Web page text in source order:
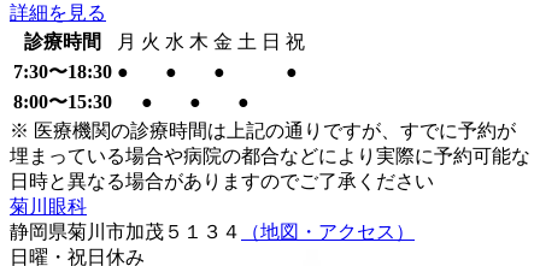
詳細を見る
診療時間
月 火 水 木 金 土 日 祝
7:30〜18:30 ● ● ●
●
8:00〜15:30
● ●
●
※ 医療機関の診療時間は上記の通りですが、すでに予約が
埋まっている場合や病院の都合などにより実際に予約可能な
日時と異なる場合がありますのでご了承ください
菊川眼科
静岡県菊川市加茂５１３４
（地図・アクセス）
日曜・祝日 休み